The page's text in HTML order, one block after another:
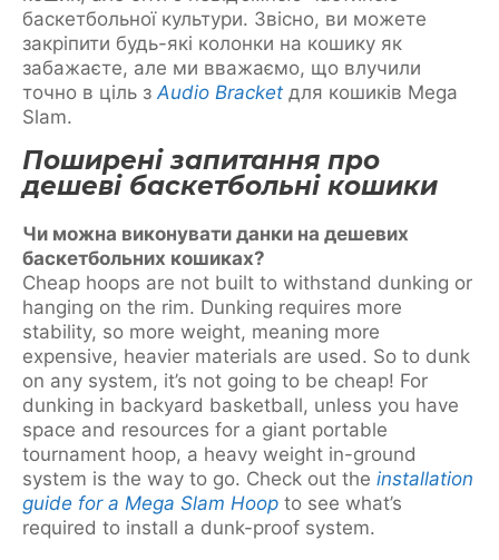
баскетбольної культури. Звісно, ви можете
закріпити будь-які колонки на кошику як
забажаєте, але ми вважаємо, що влучили
точно в ціль зAudio Bracket для кошиків Mega
Slam.
Поширені запитання про
дешеві баскетбольні кошики
Чи можна виконувати данки на дешевих
баскетбольних кошиках?
Cheap hoops are not built to withstand dunking or
hanging on the rim. Dunking requires more
stability, so more weight, meaning more
expensive, heavier materials are used. So to dunk
on any system, it’s not going to be cheap! For
dunking in backyard basketball, unless you have
space and resources for a giant portable
tournament hoop, a heavy weight in-ground
system is the way to go. Check out the installation
guide for a Mega Slam Hoop to see what’s
required to install a dunk-proof system.